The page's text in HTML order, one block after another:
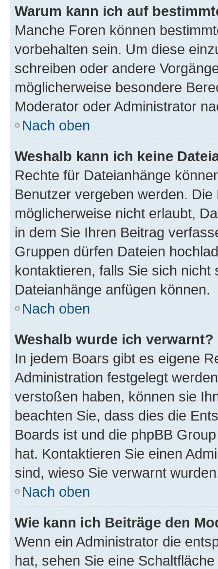
Warum kann ich auf
Manche Foren können
vorbehalten sein. Um diese
schreiben oder andere
möglicherweise besondere
Moderator oder Administrator
Nach oben
Weshalb kann ich keine
Rechte für Dateianhänge
Benutzer vergeben werden.
möglicherweise nicht erlaubt,
in dem Sie Ihren Beitrag
Gruppen dürfen Dateien
kontaktieren, falls Sie sich
Dateianhänge anfügen können.
Nach oben
Weshalb wurde ich verwarnt?
In jedem Boars gibt es eigene
Administration festgelegt
verstoßen haben, können sie
beachten Sie, dass dies die
Boards ist und die phpBB
hat. Kontaktieren Sie einen
sind, wieso Sie verwarnt
Nach oben
Wie kann ich Beiträge den
Wenn ein Administrator die
hat, sehen Sie eine